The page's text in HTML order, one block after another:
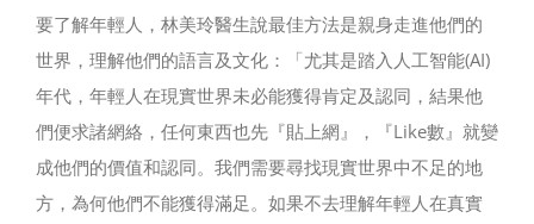
要了解年輕人，林美玲醫生說最佳方法是親身走進他們的
世界，理解他們的語言及文化：「尤其是踏入人工智能(AI)
年代，年輕人在現實世界未必能獲得肯定及認同，結果他
們便求諸網絡，任何東西也先『貼上網』，『Like數』就變
成他們的價值和認同。我們需要尋找現實世界中不足的地
方，為何他們不能獲得滿足。如果不去理解年輕人在真實